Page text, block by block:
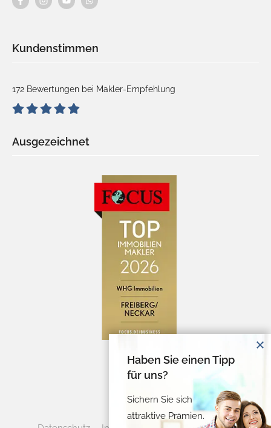
Kundenstimmen
172 Bewertungen bei Makler-Empfehlung
Ausgezeichnet
Haben Sie einen Tipp
für uns?
Sichern Sie sich
attraktive Prämien.